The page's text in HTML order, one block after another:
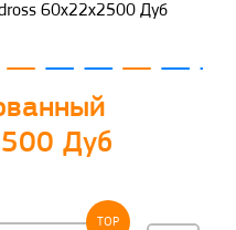
60x22x2500 Дуб
Дуб
TOP